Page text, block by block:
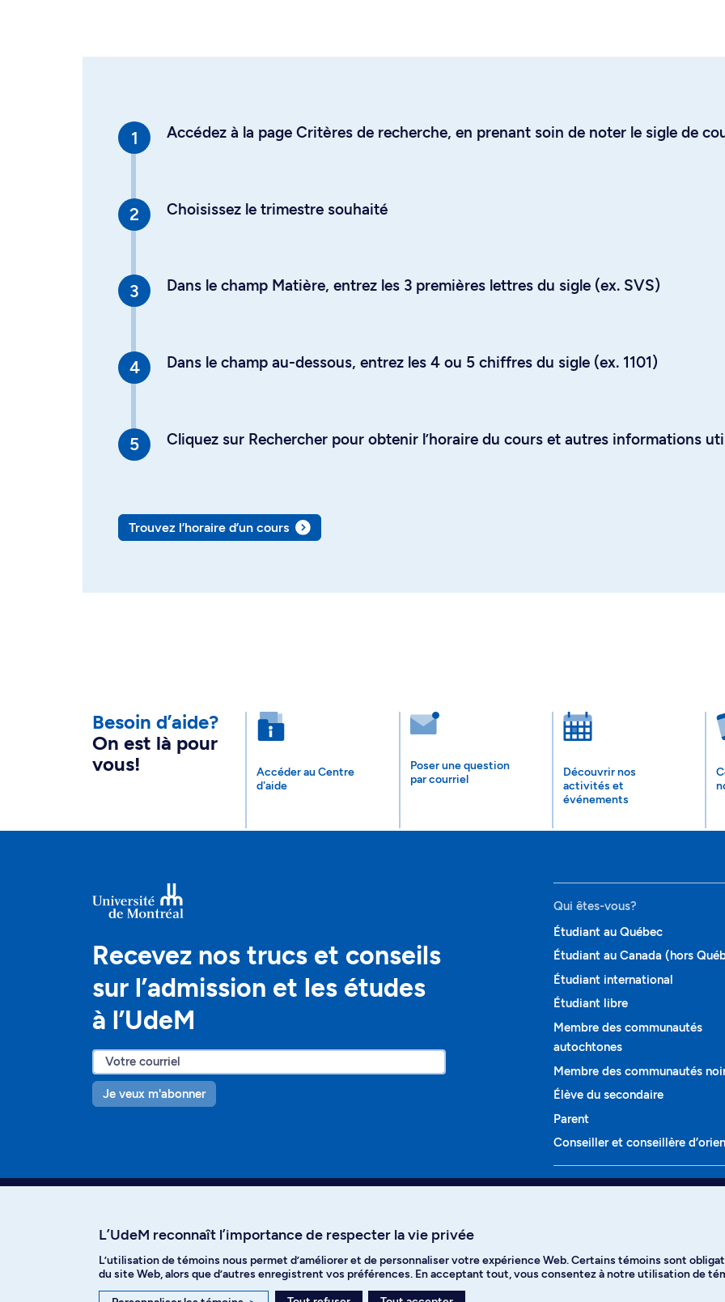
Accédez à la page Critères de recherche, en prenant soin de noter le sigle de
Choisissez le trimestre souhaité
Dans le champ Matière, entrez les 3 premières lettres du sigle (ex. SVS)
Dans le champ au-dessous, entrez les 4 ou 5 chiffres du sigle (ex. 1101)
Cliquez sur Rechercher pour obtenir l’horaire du cours et autres informations
Trouvez l’horaire d’un cours
Besoin d’aide?
On est là pour
vous!
Accéder au Centre
d'aide
Poser une question
par courriel
Découvrir nos
activités et
événements
Recevez nos trucs et conseils
sur l’admission et les études
à l’UdeM
Je veux m'abonner
Qui êtes-vous?
Étudiant au Québec
Étudiant au Canada (hors
Étudiant international
Étudiant libre
Membre des communautés
autochtones
Membre des communautés
Élève du secondaire
Parent
Conseiller et conseillère
Programmes et cours
Facebook Instagram TikTok YouTube Spotify
L’UdeM reconnaît l’importance de respecter la vie privée
L’utilisation de témoins nous permet d’améliorer et de personnaliser votre expérience Web. Certains témoins sont
du site Web, alors que d’autres enregistrent vos préférences. En acceptant tout, vous consentez à notre utilisation de